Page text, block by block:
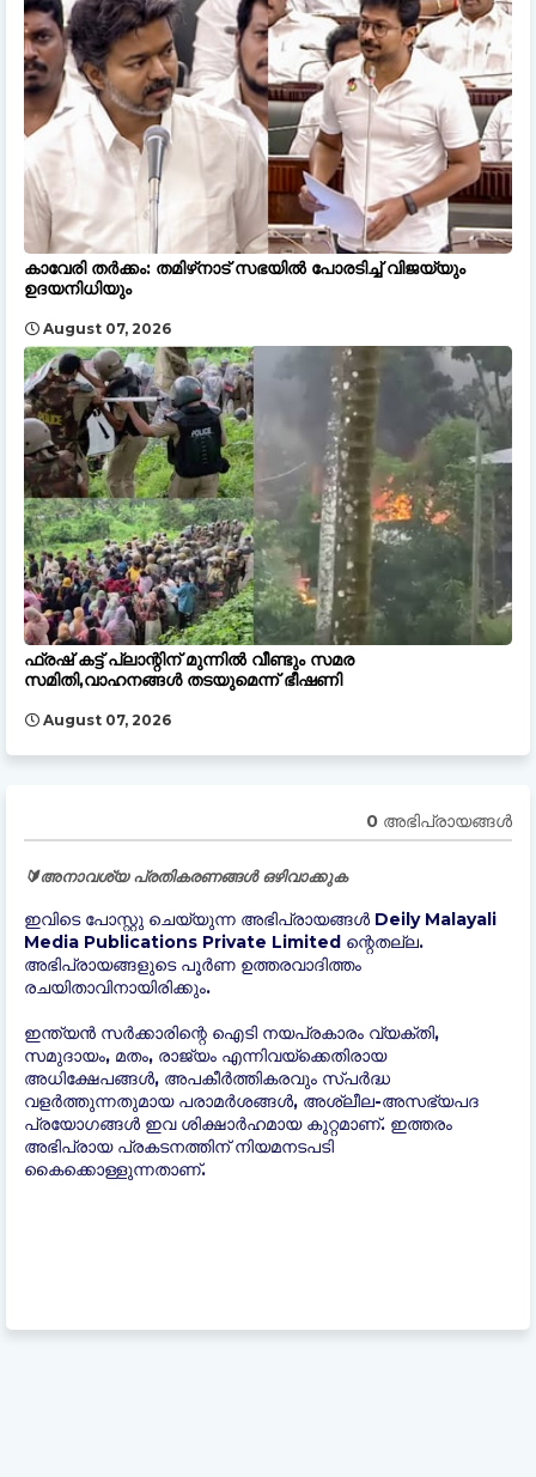
കാവേരി തർക്കം: തമിഴ്‌നാട് സഭയിൽ പോരടിച്ച് വിജയ്‌യും
ഉദയനിധിയും
August 07, 2026
ഫ്രഷ് കട്ട് പ്ലാന്റിന് മുന്നിൽ വീണ്ടും സമര
സമിതി,വാഹനങ്ങൾ തടയുമെന്ന് ഭീഷണി
August 07, 2026
0 അഭിപ്രായങ്ങള്‍
🔰അനാവശ്യ പ്രതികരണങ്ങൾ ഒഴിവാക്കുക
ഇവിടെ പോസ്റ്റു ചെയ്യുന്ന അഭിപ്രായങ്ങൾ Deily Malayali
Media Publications Private Limited ന്റെതല്ല.
അഭിപ്രായങ്ങളുടെ പൂർണ ഉത്തരവാദിത്തം
രചയിതാവിനായിരിക്കും.
ഇന്ത്യന്‍ സർക്കാരിന്റെ ഐടി നയപ്രകാരം വ്യക്തി,
സമുദായം, മതം, രാജ്യം എന്നിവയ്ക്കെതിരായ
അധിക്ഷേപങ്ങൾ, അപകീർത്തികരവും സ്പർദ്ധ
വളർത്തുന്നതുമായ പരാമർശങ്ങൾ, അശ്ലീല-അസഭ്യപദ
പ്രയോഗങ്ങൾ ഇവ ശിക്ഷാർഹമായ കുറ്റമാണ്. ഇത്തരം
അഭിപ്രായ പ്രകടനത്തിന് നിയമനടപടി
കൈക്കൊള്ളുന്നതാണ്.